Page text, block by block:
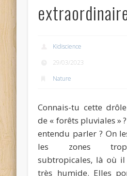
Kidiscience
29/03/2023
Nature
Connais-tu cette
de « forêts pluviales »
entendu parler ? On
les zones
subtropicales, là où
très humide. Elles